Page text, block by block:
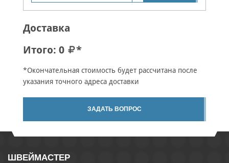
Доставка
Итого: 0 *
*Окончательная стоимость будет рассчитана после
указания точного адреса доставки
ЗАДАТЬ ВОПРОС
ШВЕЙМАСТЕР